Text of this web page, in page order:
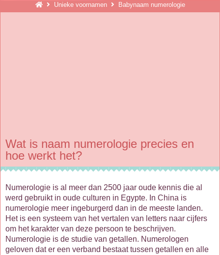
Unieke voornamen Babynaam numerologie
Wat is naam numerologie precies en
hoe werkt het?
Numerologie is al meer dan 2500 jaar oude kennis die al
werd gebruikt in oude culturen in Egypte. In China is
numerologie meer ingeburgerd dan in de meeste landen.
Het is een systeem van het vertalen van letters naar cijfers
om het karakter van deze persoon te beschrijven.
Numerologie is de studie van getallen. Numerologen
geloven dat er een verband bestaat tussen getallen en alle